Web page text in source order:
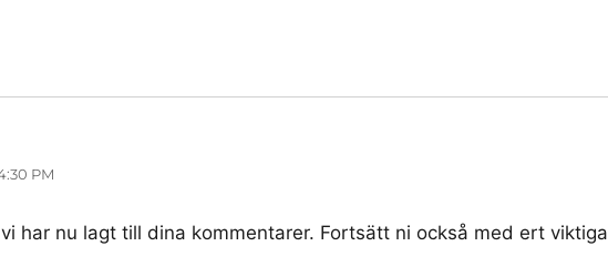
PM
har nu lagt till dina kommentarer. Fortsätt ni också med ert viktiga